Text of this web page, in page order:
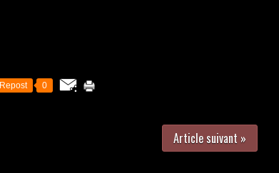
Repost 0
Article suivant »